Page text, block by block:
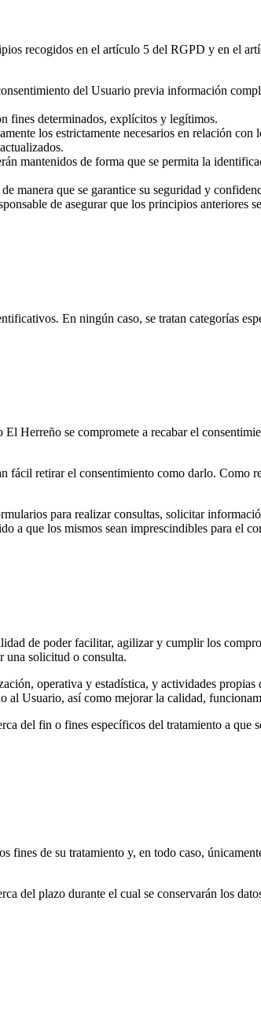
recogidos en el artículo 5 del RGPD y en el
del Usuario previa información
fines determinados, explícitos y legítimos.
los estrictamente necesarios en relación con
mantenidos de forma que se permita la
manera que se garantice su seguridad y
de asegurar que los principios anteriores
En ningún caso, se tratan categorías
Herreño se compromete a recabar el
fácil retirar el consentimiento como darlo. Como
para realizar consultas, solicitar
a que los mismos sean imprescindibles para el
de poder facilitar, agilizar y cumplir los
una solicitud o consulta.
operativa y estadística, y actividades
al Usuario, así como mejorar la calidad,
del fin o fines específicos del tratamiento a que
fines de su tratamiento y, en todo caso,
del plazo durante el cual se conservarán los